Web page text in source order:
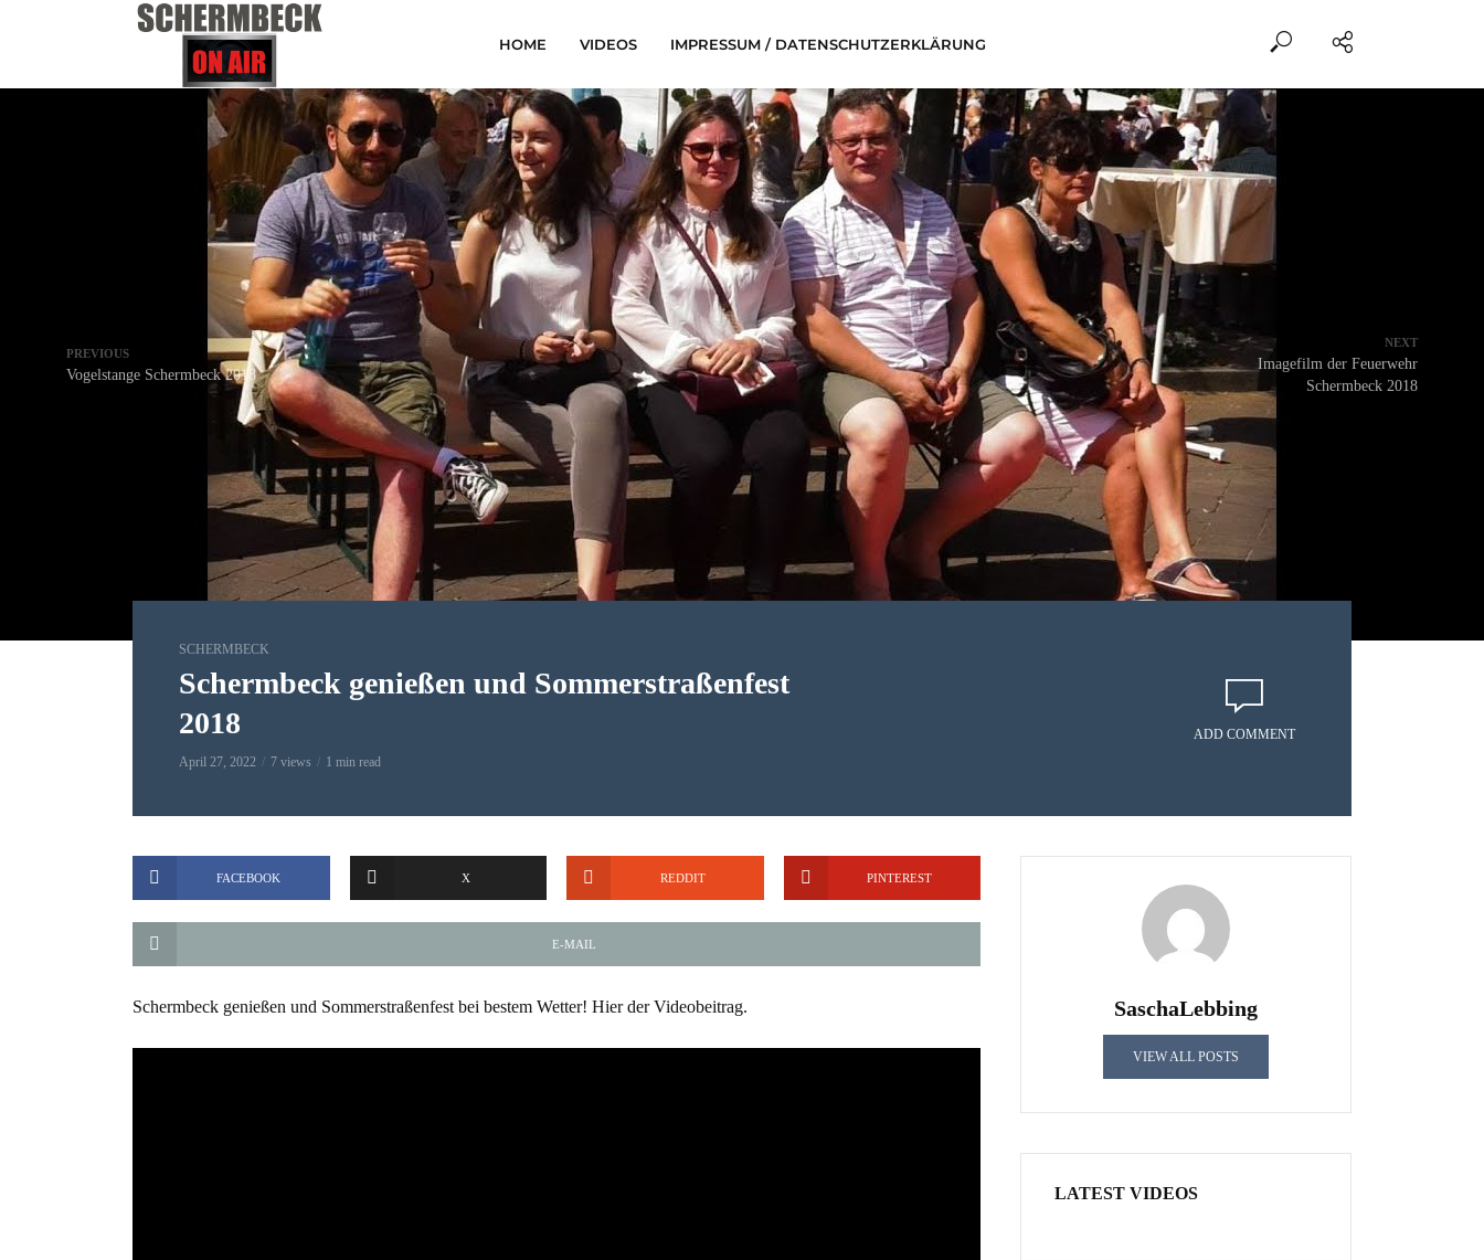
HOME VIDEOS IMPRESSUM / DATENSCHUTZERKLÄRUNG
PREVIOUS
Vogelstange Schermbeck 2018
NEXT
Imagefilm der Feuerwehr
Schermbeck 2018
SCHERMBECK
Schermbeck genießen und Sommerstraßenfest
2018
April 27, 2022 7 views 1 min read
ADD COMMENT
FACEBOOK X REDDIT PINTEREST
E-MAIL
Schermbeck genießen und Sommerstraßenfest bei bestem Wetter! Hier der Videobeitrag. SaschaLebbing
VIEW ALL POSTS
LATEST VIDEOS